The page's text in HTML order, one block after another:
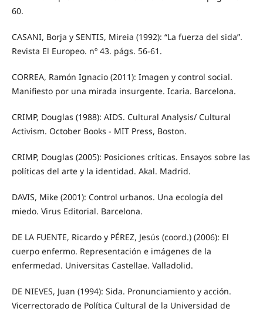
60.
CASANI, Borja y SENTIS, Mireia (1992): “La fuerza del sida”.
Revista El Europeo. nº 43. págs. 56-61.
CORREA, Ramón Ignacio (2011): Imagen y control social.
Manifiesto por una mirada insurgente. Icaria. Barcelona.
CRIMP, Douglas (1988): AIDS. Cultural Analysis/ Cultural
Activism. October Books - MIT Press, Boston.
CRIMP, Douglas (2005): Posiciones críticas. Ensayos sobre las
políticas del arte y la identidad. Akal. Madrid.
DAVIS, Mike (2001): Control urbanos. Una ecología del
miedo. Virus Editorial. Barcelona.
DE LA FUENTE, Ricardo y PÉREZ, Jesús (coord.) (2006): El
cuerpo enfermo. Representación e imágenes de la
enfermedad. Universitas Castellae. Valladolid.
DE NIEVES, Juan (1994): Sida. Pronunciamiento y acción.
Vicerrectorado de Política Cultural de la Universidad de